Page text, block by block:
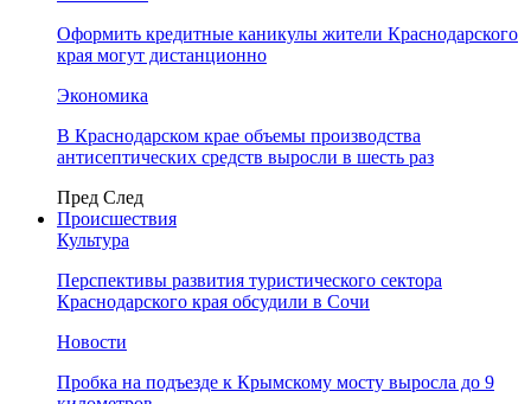
Оформить кредитные каникулы жители Краснодарского
края могут дистанционно
Экономика
В Краснодарском крае объемы производства
антисептических средств выросли в шесть раз
Пред След
Происшествия
Культура
Перспективы развития туристического сектора
Краснодарского края обсудили в Сочи
Новости
Пробка на подъезде к Крымскому мосту выросла до 9